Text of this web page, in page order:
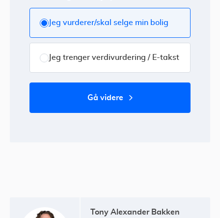
Jeg vurderer/skal selge min bolig
Jeg trenger verdivurdering / E-takst
gå videre
Tony Alexander Bakken